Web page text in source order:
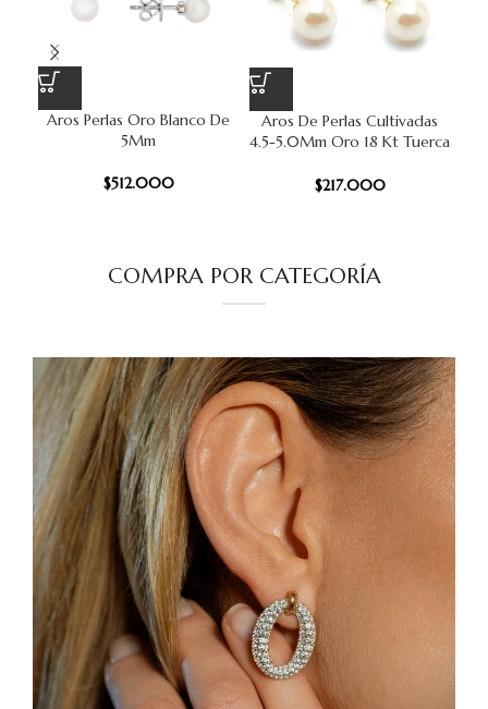
Aros Perlas Oro Blanco De
5Mm
$512.000
Aros De Perlas Cultivadas
4.5-5.0Mm Oro 18 Kt Tuerca
$217.000
COMPRA POR CATEGORÍA